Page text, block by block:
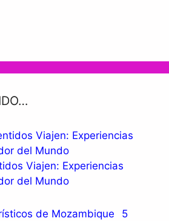
Viajen: Experiencias
del Mundo
5